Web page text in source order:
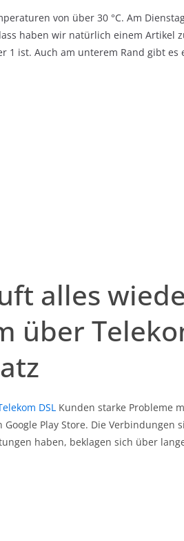
von über 30 °C. Am
haben wir natürlich einem Artikel
1 ist. Auch am unterem Rand gibt
alles
über
DSL Kunden starke Probleme
Play Store. Die Verbindungen
haben, beklagen sich über